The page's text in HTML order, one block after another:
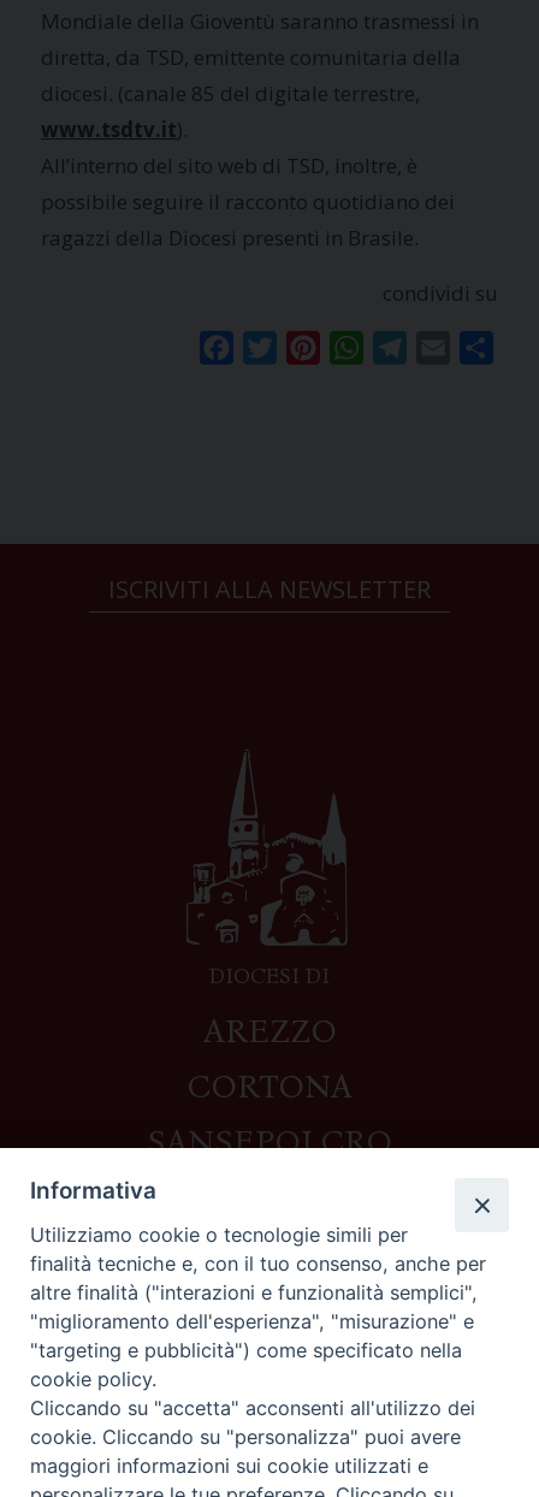
Mondiale della Gioventù saranno trasmessi in
diretta, da TSD, emittente comunitaria della
diocesi. (canale 85 del digitale terrestre,
www.tsdtv.it).
All’interno del sito web di TSD, inoltre, è
possibile seguire il racconto quotidiano dei
ragazzi della Diocesi presenti in Brasile.
condividi su
FacebookTwitterPinterestWhatsAppTelegram
Email
ISCRIVITI ALLA NEWSLETTER
DIOCESI DI
AREZZO
CORTONA
SANSEPOLCRO
Contatti
Piazza del Duomo,1 - 52100 Arezzo
segreteria@diocesi.arezzo.it
Informativa privacy
Seguici su
Informativa
Utilizziamo cookie o tecnologie simili per
finalità tecniche e, con il tuo consenso, anche per
altre finalità ("interazioni e funzionalità semplici",
"miglioramento dell'esperienza", "misurazione" e
"targeting e pubblicità") come specificato nella
cookie policy.
Cliccando su "accetta" acconsenti all'utilizzo dei
cookie. Cliccando su "personalizza" puoi avere
maggiori informazioni sui cookie utilizzati e